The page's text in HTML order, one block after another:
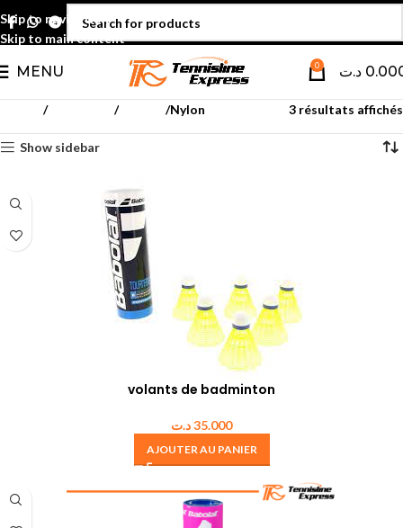
Skip to navigation
Skip to main content
MENU 0 د.ت
Badminton Nylon 3 résultats affichés
Show sidebar
volants de badminton
35.000د.ت
AJOUTER AU PANIER